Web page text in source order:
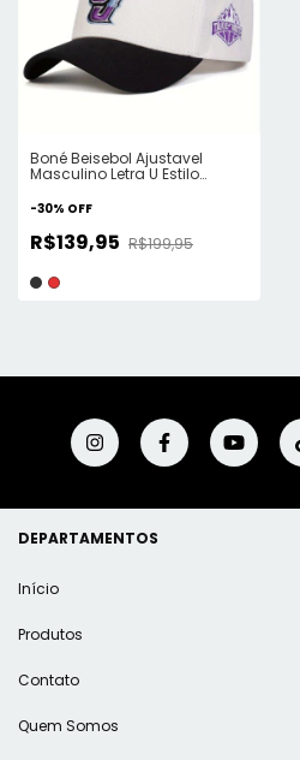
Boné Beisebol Ajustavel
Masculino Letra U Estilo
-30% OFF
R$139,95 R$199,95
DEPARTAMENTOS
Início
Produtos
Contato
Quem Somos